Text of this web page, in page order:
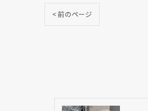
< 前のページ